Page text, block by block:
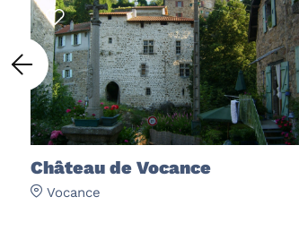
Château de Vocance
Vocance